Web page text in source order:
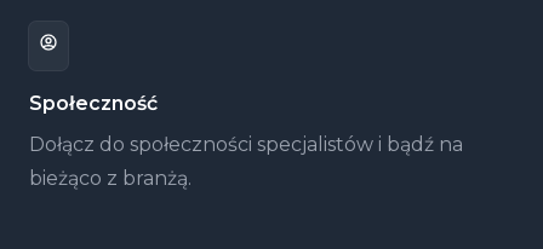
Społeczność
Dołącz do społeczności specjalistów i bądź na
bieżąco z branżą.